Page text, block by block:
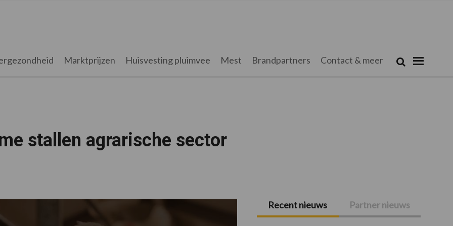
Marktprijzen Huisvesting pluimvee Mest Brandpartners Contact & meer Zoek
stallen agrarische sector
Primaire
Recent nieuws Partner nieuws